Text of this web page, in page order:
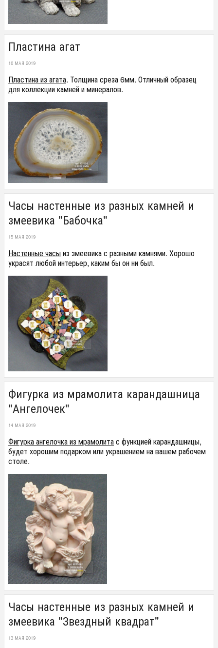
Пластина агат
16 МАЯ 2019
Пластина из агата. Толщина среза 6мм. Отличный образец
для коллекции камней и минералов.
Часы настенные из разных камней и
змеевика "Бабочка"
15 МАЯ 2019
Настенные часыиз змеевика с разными камнями. Хорошо
украсят любой интерьер, каким бы он ни был.
Фигурка из мрамолита карандашница
"Ангелочек"
14 МАЯ 2019
Фигурка ангелочка из мрамолитас функцией карандашницы,
будет хорошим подарком или украшением на вашем рабочем
столе.
Часы настенные из разных камней и
змеевика "Звездный квадрат"
13 МАЯ 2019